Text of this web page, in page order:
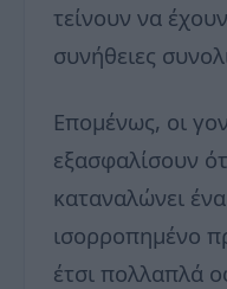
τείνουν να
συνήθειες
Επομένως, οι
εξασφαλίσουν
καταναλώνει
ισορροπημένο
έτσι πολλαπλά